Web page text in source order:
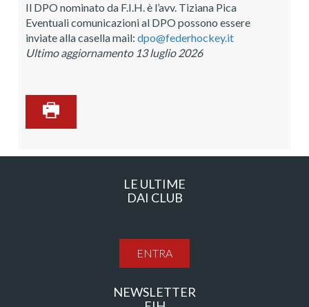
Il DPO nominato da F.I.H. è l’avv. Tiziana Pica
Eventuali comunicazioni al DPO possono essere
inviate alla casella mail: dpo@federhockey.it
Ultimo aggiornamento 13 luglio 2026
LE ULTIME
DAI CLUB
ENTRA
NEWSLETTER